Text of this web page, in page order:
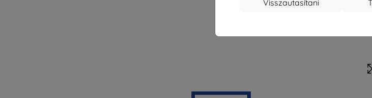
Visszautasítani